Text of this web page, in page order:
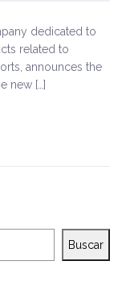
dedicated to
related to
announces the
new […]
Buscar